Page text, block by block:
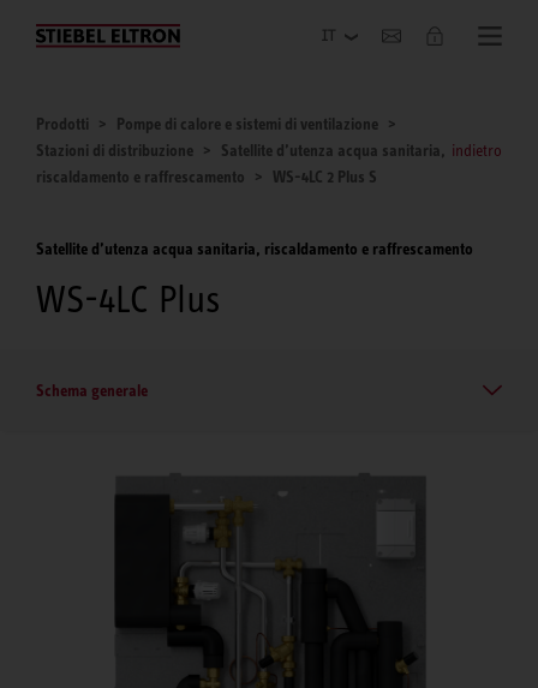
Azienda
Prodotti
Pompe di calore e sistemi di ventilazione
Stazioni di distribuzione
Satellite d’utenza acqua sanitaria,
riscaldamento e raffrescamento
WS-4LC 2 Plus S
indietro
Satellite d’utenza acqua sanitaria, riscaldamento e raffrescamento
WS-4LC Plus
Schema generale